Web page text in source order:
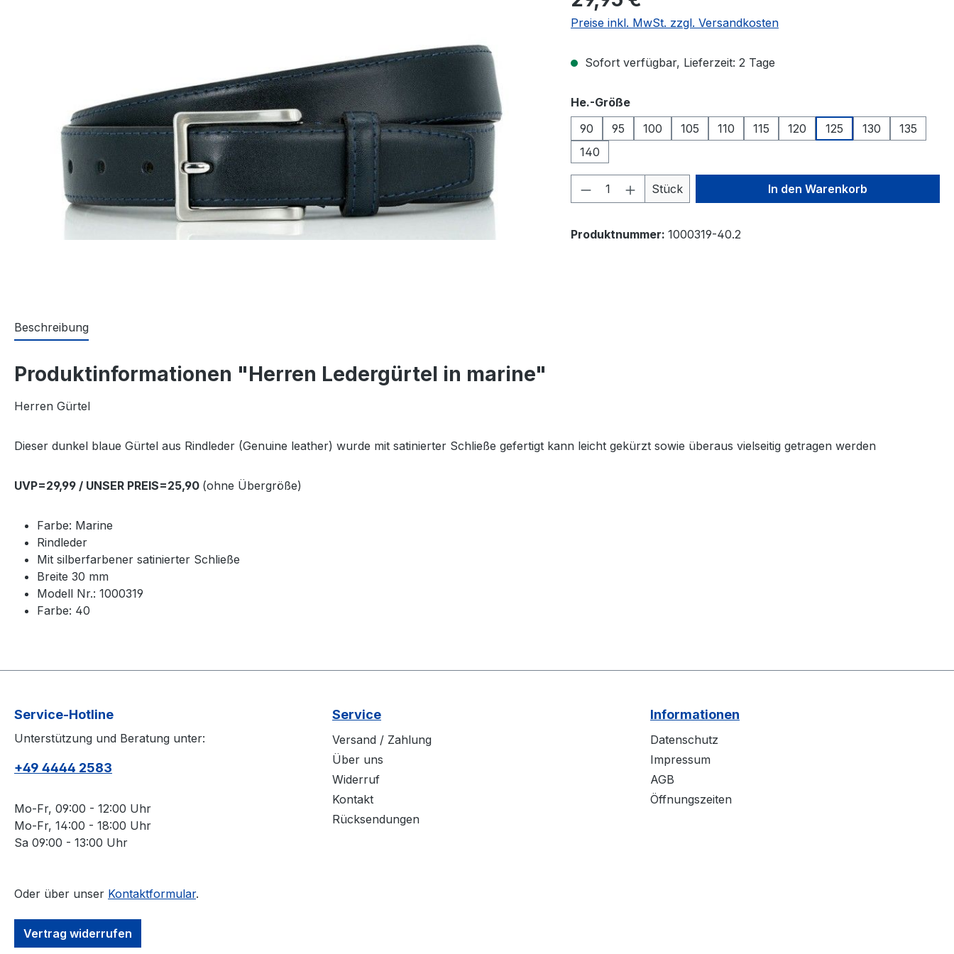
Preise inkl. MwSt. zzgl. Versandkosten
Sofort verfügbar, Lieferzeit: 2 Tage
He.-Größeauswählen
90
95 100 105 110 115 120 125 130
135
140
Produkt Anzahl: Gib den gewünschten Wert
Stück In den Warenkorb
Produktnummer: 1000319-40.2
Beschreibung
Produktinformationen "Herren Ledergürtel in marine"
Herren Gürtel
Dieser dunkel blaue Gürtel aus Rindleder (Genuine leather) wurde mit satinierter Schließe gefertigt kann leicht gekürzt sowie überaus vielseitig getragen werden
UVP=29,99 / UNSER PREIS=25,90 (ohne Übergröße)
Farbe: Marine
Rindleder
Mit silberfarbener satinierter Schließe
Breite 30 mm
Modell Nr.: 1000319
Farbe: 40
Service-Hotline
Unterstützung und Beratung unter:
+49 4444 2583
Mo-Fr, 09:00 - 12:00 Uhr
Mo-Fr, 14:00 - 18:00 Uhr
Sa 09:00 - 13:00 Uhr
Oder über unser Kontaktformular.
Vertrag widerrufen
Service
Versand / Zahlung
Über uns
Widerruf
Kontakt
Rücksendungen
Informationen
Datenschutz
Impressum
AGB
Öffnungszeiten